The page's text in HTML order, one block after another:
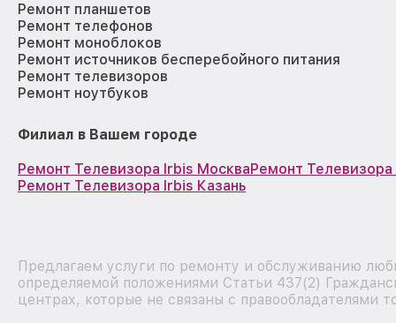
Ремонт планшетов
Ремонт телефонов
Ремонт моноблоков
Ремонт источников бесперебойного питания
Ремонт телевизоров
Ремонт ноутбуков
Филиал в Вашем городе
Ремонт Телевизора Irbis МоскваРемонт
Ремонт Телевизора Irbis Казань
Предлагаем услуги по ремонту и обслуживанию
определяемой положениями Статьи 437(2)
центрах, которые не связаны с правообладателями